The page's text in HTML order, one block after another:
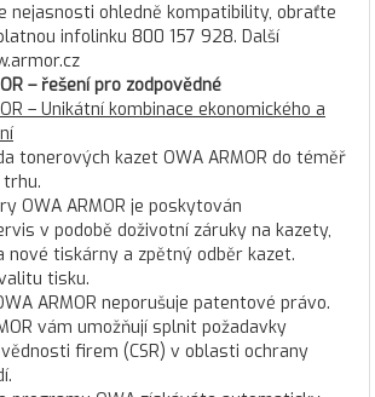
nejasnosti ohledně kompatibility, obraťte
infolinku 800 157 928. Další
– řešení pro zodpovědné
– Unikátní kombinace ekonomického a
tonerových kazet OWA ARMOR do téměř
OWA ARMOR je poskytován
v podobě doživotní záruky na kazety,
nové tiskárny a zpětný odběr kazet.
tisku.
ARMOR neporušuje patentové právo.
vám umožňují splnit požadavky
firem (CSR) v oblasti ochrany